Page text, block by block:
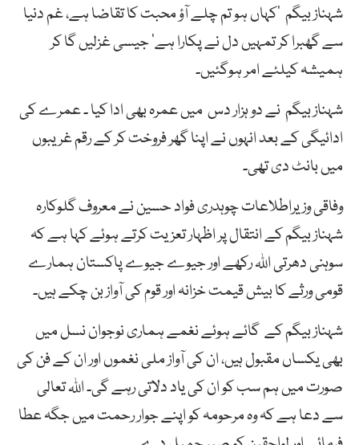
شہناز بیگم ’کہاں ہو تم چلے آؤ محبت کا تقاضا ہے، غم دنیا
سے گھبرا کر تمہیں دل نے پکارا ہے‘ جیسی غزلیں گا کر
ہمیشہ کیلئے امر ہوگئیں۔
شہناز بیگم نے دو ہزار دس میں عمرہ بھی ادا کیا ۔ عمرے کی
ادائیگی کے بعد انہوں نے اپنا گھر فروخت کر کے رقم غریبوں
میں بانٹ دی تھی۔
وفاقی وزیراطلاعات چوہدری فواد حسین نے معروف گلوکارہ
شہناز بیگم کے انتقال پر اظہار تعزیت کرتے ہوئے کہا ہے کہ
سوہنی دھرتی اللہ رکھے اور جیوے جیوے پاکستان ہمارے
قومی ورثے کا بیش قیمت خزانہ اور قوم کی آواز بن چکے ہیں۔
شہناز بیگم کے گائے ہوئے نغمے ہماری نوجوان نسل میں
بھی یکساں مقبول ہیں، ان کی آواز ملی نغموں اور ان کے فن کی
صورت میں ہم سب کو ان کی یاد دلاتی رہے گی۔ اللہ تعالی
سے دعا ہے کہ وہ مرحومہ کو اپنے جوار رحمت میں جگہ عطا